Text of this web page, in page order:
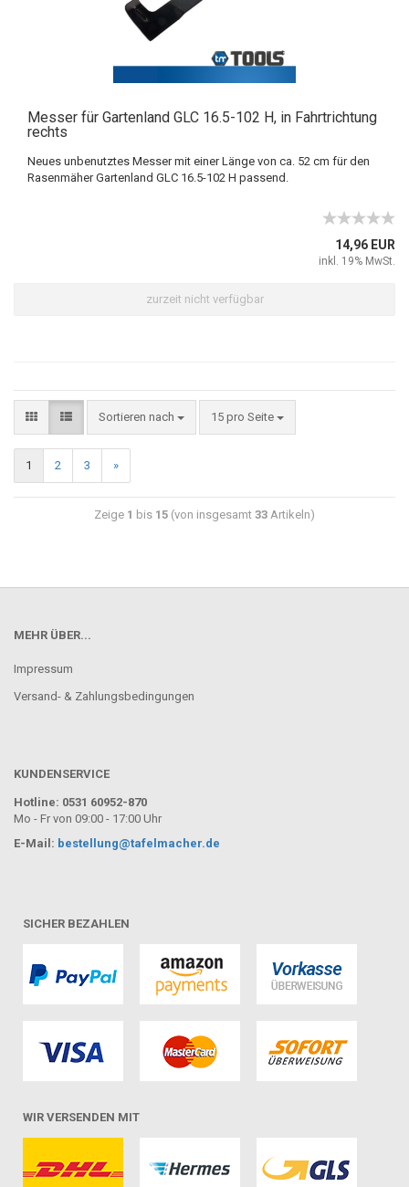
Messer für Gartenland GLC 16.5-102 H, in Fahrtrichtung
rechts
Neues unbenutztes Messer mit einer Länge von ca. 52 cm für den
Rasenmäher Gartenland GLC 16.5-102 H passend.
14,96 EUR
inkl. 19% MwSt.
zurzeit nicht verfügbar
Sortieren nach 15 pro Seite
1 2 3 »
Zeige 1 bis 15 (von insgesamt 33 Artikeln)
MEHR ÜBER...
Impressum
Versand- & Zahlungsbedingungen
KUNDENSERVICE
Hotline: 0531 60952-870
Mo - Fr von 09:00 - 17:00 Uhr
E-Mail: bestellung@tafelmacher.de
SICHER BEZAHLEN
WIR VERSENDEN MIT